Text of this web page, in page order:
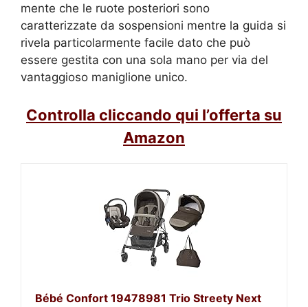
mente che le ruote posteriori sono
caratterizzate da sospensioni mentre la guida si
rivela particolarmente facile dato che può
essere gestita con una sola mano per via del
vantaggioso maniglione unico.
Controlla cliccando qui l’offerta su
Amazon
Bébé Confort 19478981 Trio Streety Next